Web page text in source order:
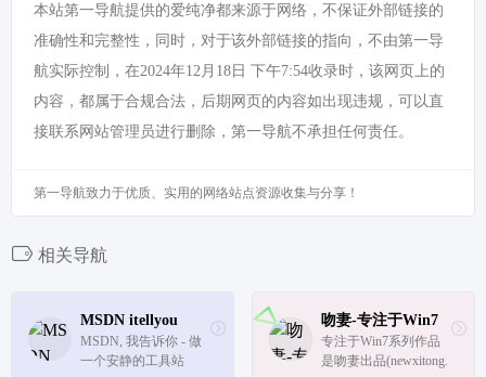
本站第一导航提供的爱纯净都来源于网络，不保证外部链接的
准确性和完整性，同时，对于该外部链接的指向，不由第一导
航实际控制，在2024年12月18日 下午7:54收录时，该网页上的
内容，都属于合规合法，后期网页的内容如出现违规，可以直
接联系网站管理员进行删除，第一导航不承担任何责任。
第一导航致力于优质、实用的网络站点资源收集与分享！
相关导航
MSDN itellyou
MSDN, 我告诉你 - 做
一个安静的工具站
吻妻-专注于Win7
专注于Win7系列作品
是吻妻出品(newxitong.